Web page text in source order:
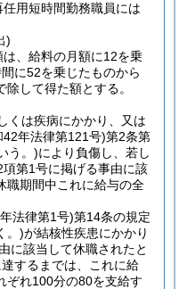
用短時間勤務職員には
)
、給料の月額に12を乗
に52を乗じたものから
して得た額とする。
くは疾病にかかり、又は
42年法律第121号)第2条第
う。)により負傷し、若し
第1号に掲げる事由に該
職期間中これに給与の全
法律第1号)第14条の規定
。)が結核性疾患にかかり
に該当して休職されたと
するまでは、これに給
ぞれ100分の80を支給す